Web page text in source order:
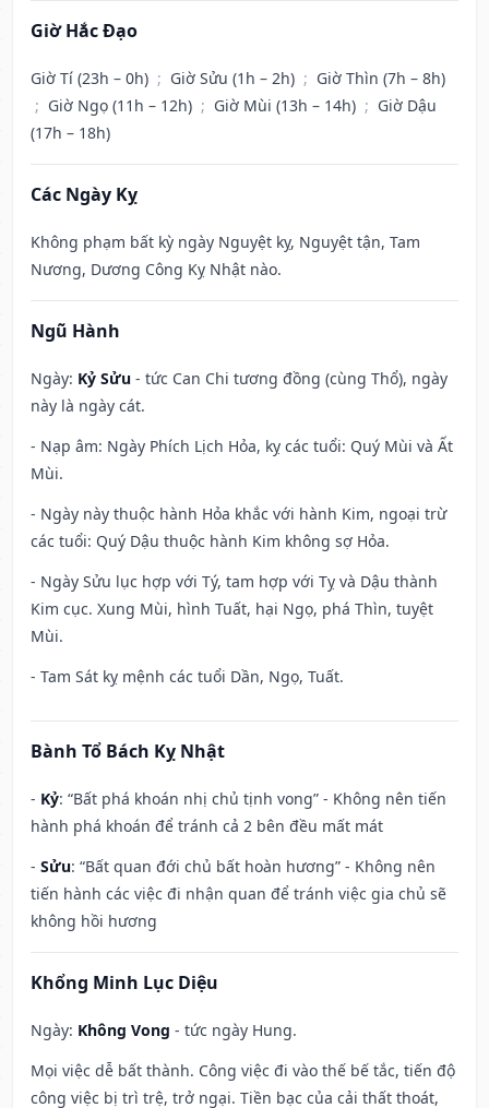
Giờ Hắc Đạo
Giờ Tí (23h – 0h) ; Giờ Sửu (1h – 2h) ; Giờ Thìn (7h – 8h)
; Giờ Ngọ (11h – 12h) ; Giờ Mùi (13h – 14h) ; Giờ Dậu
(17h – 18h)
Các Ngày Kỵ
Không phạm bất kỳ ngày Nguyệt kỵ, Nguyệt tận, Tam
Nương, Dương Công Kỵ Nhật nào.
Ngũ Hành
Ngày: Kỷ Sửu - tức Can Chi tương đồng (cùng Thổ), ngày
này là ngày cát.
- Nạp âm: Ngày Phích Lịch Hỏa, kỵ các tuổi: Quý Mùi và Ất
Mùi.
- Ngày này thuộc hành Hỏa khắc với hành Kim, ngoại trừ
các tuổi: Quý Dậu thuộc hành Kim không sợ Hỏa.
- Ngày Sửu lục hợp với Tý, tam hợp với Tỵ và Dậu thành
Kim cục. Xung Mùi, hình Tuất, hại Ngọ, phá Thìn, tuyệt
Mùi.
- Tam Sát kỵ mệnh các tuổi Dần, Ngọ, Tuất.
Bành Tổ Bách Kỵ Nhật
- Kỷ: “Bất phá khoán nhị chủ tịnh vong” - Không nên tiến
hành phá khoán để tránh cả 2 bên đều mất mát
- Sửu: “Bất quan đới chủ bất hoàn hương” - Không nên
tiến hành các việc đi nhận quan để tránh việc gia chủ sẽ
không hồi hương
Khổng Minh Lục Diệu
Ngày: Không Vong - tức ngày Hung.
Mọi việc dễ bất thành. Công việc đi vào thế bế tắc, tiến độ
công việc bị trì trệ, trở ngại. Tiền bạc của cải thất thoát,